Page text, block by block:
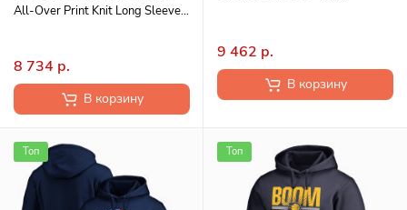
All-Over Print Knit Long Sleeve
8 734 р.
В корзину
9 462 р.
В корзину
Топ Топ